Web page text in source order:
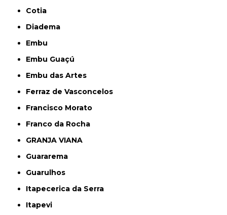
Cotia
Diadema
Embu
Embu Guaçú
Embu das Artes
Ferraz de Vasconcelos
Francisco Morato
Franco da Rocha
GRANJA VIANA
Guararema
Guarulhos
Itapecerica da Serra
Itapevi